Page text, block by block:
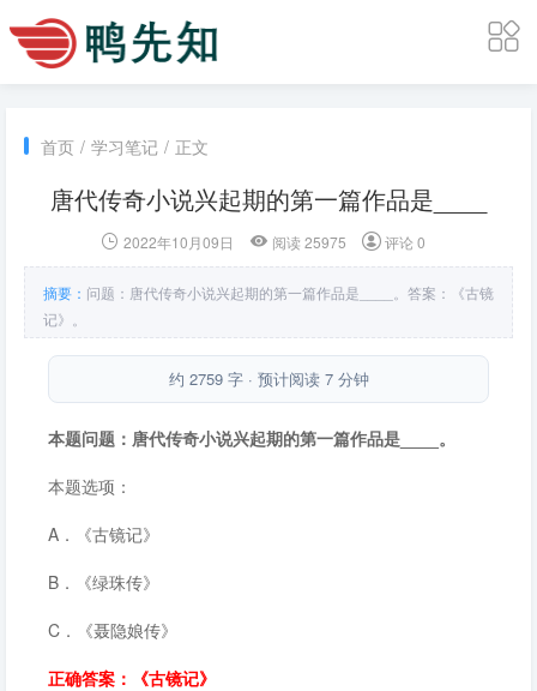
首页 / 学习笔记 / 正文
唐代传奇小说兴起期的第一篇作品是____
2022年10月09日 阅读 25975 评论 0
摘要： 问题：唐代传奇小说兴起期的第一篇作品是____。答案：《古镜
记》。
约 2759 字 · 预计阅读 7 分钟
本题问题：唐代传奇小说兴起期的第一篇作品是____。
本题选项：
A．《古镜记》
B．《绿珠传》
C．《聂隐娘传》
正确答案：《古镜记》